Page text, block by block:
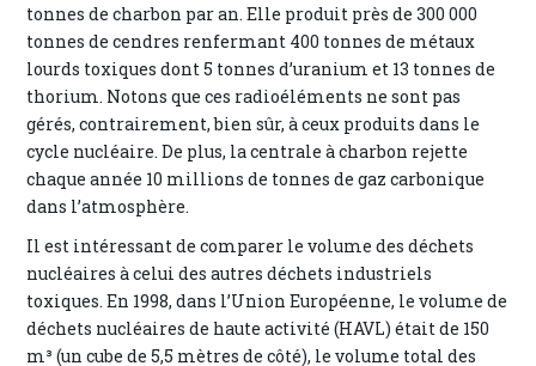
tonnes de charbon par an. Elle produit près de 300 000
tonnes de cendres renfermant 400 tonnes de métaux
lourds toxiques dont 5 tonnes d’uranium et 13 tonnes de
thorium. Notons que ces radioéléments ne sont pas
gérés, contrairement, bien sûr, à ceux produits dans le
cycle nucléaire. De plus, la centrale à charbon rejette
chaque année 10 millions de tonnes de gaz carbonique
dans l’atmosphère.
Il est intéressant de comparer le volume des déchets
nucléaires à celui des autres déchets industriels
toxiques. En 1998, dans l’Union Européenne, le volume de
déchets nucléaires de haute activité (HAVL) était de 150
m³ (un cube de 5,5 mètres de côté), le volume total des